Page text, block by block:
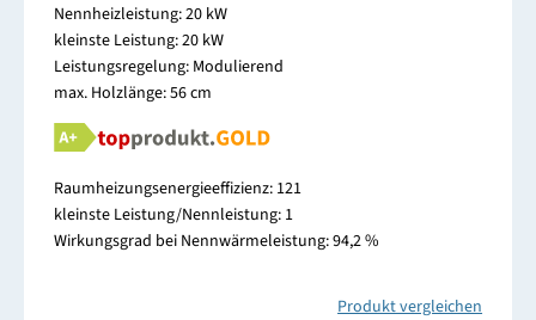
Nennheizleistung: 20 kW
kleinste Leistung: 20 kW
Leistungsregelung: Modulierend
max. Holzlänge: 56 cm
Raumheizungsenergieeffizienz: 121
kleinste Leistung/Nennleistung: 1
Wirkungsgrad bei Nennwärmeleistung: 94,2 %
Produkt vergleichen